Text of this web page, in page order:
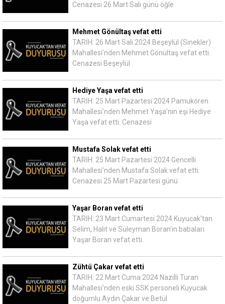
Cenazesi 26 Mart Salı günü öğle
Mehmet Gönültaş vefat etti
TARİH: 26 Mart Salı 2024 Beşeylül (Sinekler)
Mahallesi'nden Mehmet Gönültaş vefat etti.
Cenazesi Beşeylül
Hediye Yaşa vefat etti
TARİH: 25 Mart Pazartesi 2024 Pamukören
Mahallesi'nden Mehmet Yaşa'nın eşi Hediye
Yaşa vefat etti. Cenazesi
Mustafa Solak vefat etti
TARİH: 25 Mart Pazartesi 2024 Gencelli
Mahallesi'nden Mustafa Solak vefat etti.
Cenazesi 25 Mart Pazartesi günü
Yaşar Boran vefat etti
TARİH: 23 Mart Cumartesi 2024 Kuyucak'tan
Selim, Halit ve Süleyman Boran'ın babaları
Yaşar Boran vefat etti.
Zühtü Çakar vefat etti
TARİH: 22 Mart Cuma 2024 Nazilli Turan
Mahallesi'nden eski SSK personeli Kuyucak
doğumlu Aydın Çakar ve Betül